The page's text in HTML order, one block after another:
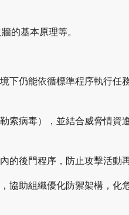
的基本原理等。
下仍能依循標準程序執行任
索病毒），並結合威脅情資
的後門程序，防止攻擊活動
協助組織優化防禦架構，化